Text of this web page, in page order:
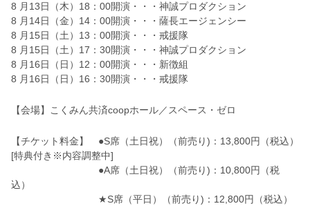
8 月13日（木）18：00開演・・・神誠プロダクション
8 月14日（金）14：00開演・・・薩長エージェンシー
8 月15日（土）13：00開演・・・戒援隊
8 月15日（土）17：30開演・・・神誠プロダクション
8 月16日（日）12：00開演・・・新徴組
8 月16日（日）16：30開演・・・戒援隊
【会場】こくみん共済coopホール／スペース・ゼロ
【チケット料金】 ●S席（土日祝）（前売り)：13,800円（税込）
[特典付き※内容調整中]
●A席（土日祝）（前売り)：10,800円（税
込）
★S席（平日）（前売り)：12,800円（税込）